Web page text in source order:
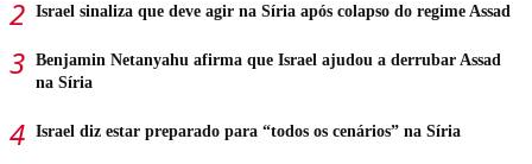
Israel sinaliza que deve agir na Síria após colapso do regime Assad
Benjamin Netanyahu afirma que Israel ajudou a derrubar Assad
na Síria
Israel diz estar preparado para “todos os cenários” na Síria